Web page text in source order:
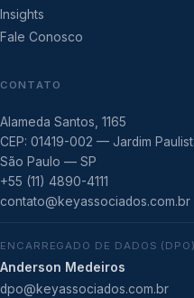
Insights
Fale Conosco
CONTATO
Alameda Santos, 1165
CEP: 01419-002 — Jardim
São Paulo — SP
+55 (11) 4890-4111
contato@keyassociados.com.br
ENCARREGADO DE DADOS (DPO)
Anderson Medeiros
dpo@keyassociados.com.br